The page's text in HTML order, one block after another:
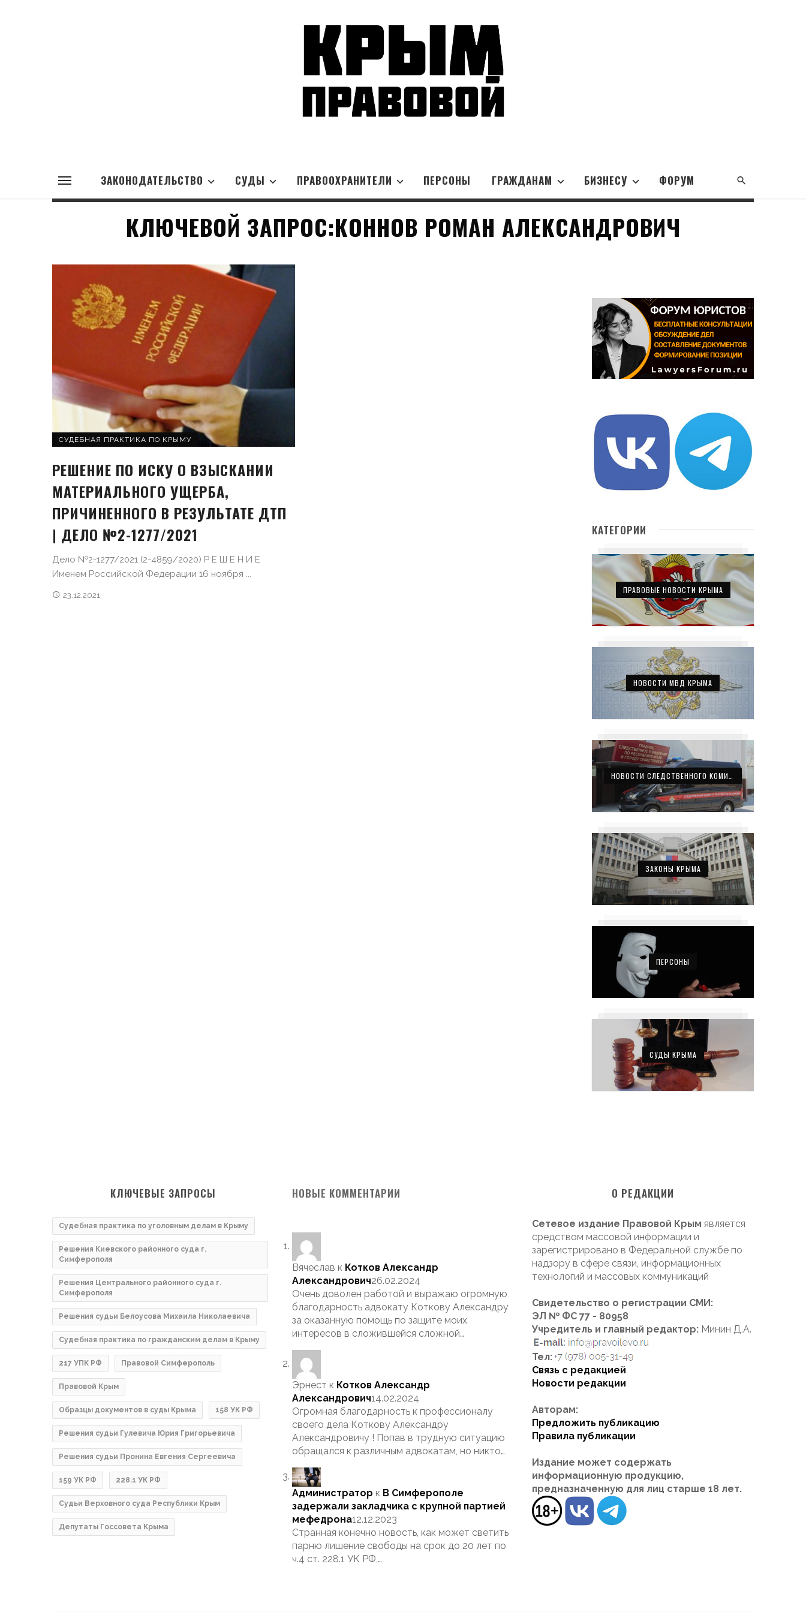
ЗАКОНОДАТЕЛЬСТВО СУДЫ ПРАВООХРАНИТЕЛИ ПЕРСОНЫ ГРАЖДАНАМ БИЗНЕСУ ФОРУМ
КЛЮЧЕВОЙ ЗАПРОС:КОННОВ РОМАН АЛЕКСАНДРОВИЧ
СУДЕБНАЯ ПРАКТИКА ПО КРЫМУ
РЕШЕНИЕ ПО ИСКУ О ВЗЫСКАНИИ
МАТЕРИАЛЬНОГО УЩЕРБА,
ПРИЧИНЕННОГО В РЕЗУЛЬТАТЕ ДТП
| ДЕЛО №2-1277/2021
Дело №2-1277/2021 (2-4859/2020) Р Е Ш Е Н И Е
Именем Российской Федерации 16 ноября ...
23.12.2021
КАТЕГОРИИ
ПРАВОВЫЕ НОВОСТИ КРЫМА
НОВОСТИ МВД КРЫМА
ЗАКОНЫ КРЫМА
ПЕРСОНЫ
СУДЫ КРЫМА
КЛЮЧЕВЫЕ ЗАПРОСЫ
Судебная практика по уголовным делам в Крыму
Решения Киевского районного суда г.
Симферополя
Решения Центрального районного суда г.
Симферополя
Решения судьи Белоусова Михаила Николаевича
Судебная практика по гражданским делам в Крыму
217 УПК РФ Правовой Симферополь
Правовой Крым
Образцы документов в суды Крыма 158 УК РФ
Решения судьи Гулевича Юрия Григорьевича
Решения судьи Пронина Евгения Сергеевича
159 УК РФ 228.1 УК РФ
Судьи Верховного суда Республики Крым
Депутаты Госсовета Крыма
НОВЫЕ КОММЕНТАРИИ
Вячеслав к Котков Александр
Александрович26.02.2024
Очень доволен работой и выражаю огромную
благодарность адвокату Коткову Александру
за оказанную помощь по защите моих
интересов в сложившейся сложной…
Эрнест к Котков Александр
Александрович14.02.2024
Огромная благодарность к профессионалу
своего дела Коткову Александру
Александровичу ! Попав в трудную ситуацию
обращался к различным адвокатам, но никто…
Администратор к В Симферополе
задержали закладчика с крупной партией
мефедрона12.12.2023
Странная конечно новость, как может светить
парню лишение свободы на срок до 20 лет по
ч.4 ст. 228.1 УК РФ,…
О РЕДАКЦИИ
Сетевое издание Правовой Крым является
средством массовой информации и
зарегистрировано в Федеральной службе по
надзору в сфере связи, информационных
технологий и массовых коммуникаций
Свидетельство о регистрации СМИ:
ЭЛ № ФС 77 - 80958
Учредитель и главный редактор: Минин Д.А.
Тел:
Связь с редакцией
Новости редакции
Авторам:
Предложить публикацию
Правила публикации
Издание может содержать
информационную продукцию,
предназначенную для лиц старше 18 лет.